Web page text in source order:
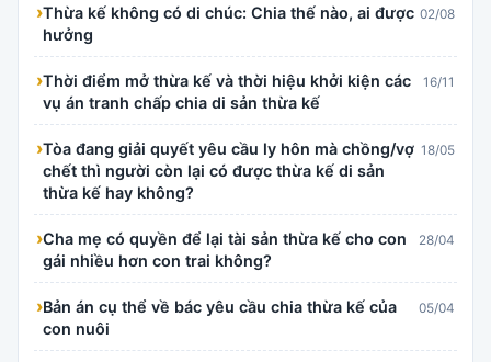
›Thừa kế không có di chúc: Chia thế nào, ai được
hưởng
02/08
›Thời điểm mở thừa kế và thời hiệu khởi kiện các
vụ án tranh chấp chia di sản thừa kế
16/11
›Tòa đang giải quyết yêu cầu ly hôn mà chồng/vợ
chết thì người còn lại có được thừa kế di sản
thừa kế hay không?
18/05
›Cha mẹ có quyền để lại tài sản thừa kế cho con
gái nhiều hơn con trai không?
28/04
›Bản án cụ thể về bác yêu cầu chia thừa kế của
con nuôi
05/04